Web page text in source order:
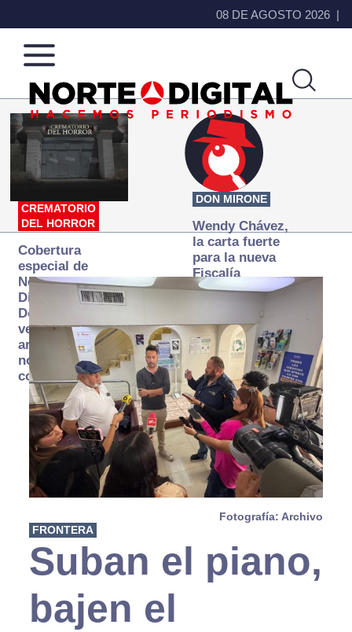
08 DE AGOSTO 2026
Norte
de
Ciudad
Más
que
noticias,
hacemos periodismo
CREMATORIO
DEL HORROR
Cobertura
especial de
Norte
Digital:
Donde la
verdad
arde… pero
no se
consume
DON MIRONE
Wendy Chávez,
la carta fuerte
para la nueva
Fiscalía
autónoma
Fotografía: Archivo
FRONTERA
Suban el piano,
bajen el